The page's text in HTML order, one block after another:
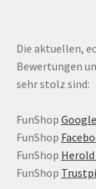
Die aktuellen,
Bewertungen
sehr stolz sind:
FunShop
FunShop
FunShop Herold
FunShop